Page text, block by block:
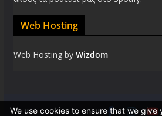
Web Hosting
Web Hosting by Wizdom
We use cookies to ensure that we